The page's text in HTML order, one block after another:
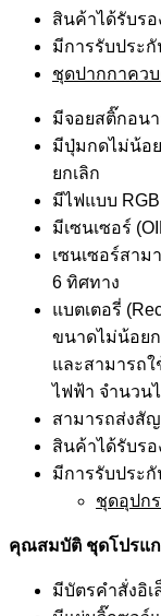
สินค้าได้รับร
มีการรับประ
ชุดปากกาคว
มีจอยสติ๊กอน
มีปุ่มกดไม่น้อ
ยกเลิก
มีไฟแบบ
มีเซนเซอร์
เซนเซอร์สาม
6 ทิศทาง
แบตเตอรี่
ขนาดไม่น้อยก
และสามารถ
ไฟฟ้า จำนวน
สามารถส่งสั
สินค้าได้รับร
มีการรับประ
ชุดอุปก
คุณสมบัติ ชุดโปรแก
มีบัตรคำสั่งอิ